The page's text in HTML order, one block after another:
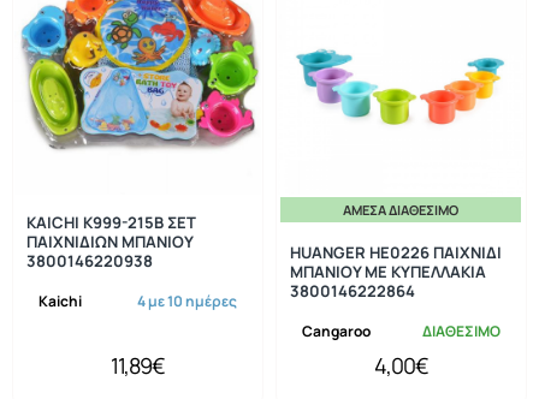
Kaichi 4 με 10 ημέρες
KAICHI K999-215B ΣΕΤ
ΠΑΙΧΝΙΔΙΩΝ ΜΠΑΝΙΟΥ
3800146220938
11,89€
ΆΜΕΣΑ ΔΙΑΘΈΣΙΜΟ
Cangaroo ΔΙΑΘΕΣΙΜΟ
HUANGER HE0226 ΠΑΙΧΝΙΔΙ
ΜΠΑΝΙΟΥ ΜΕ ΚΥΠΕΛΛΑΚΙΑ
3800146222864
4,00€